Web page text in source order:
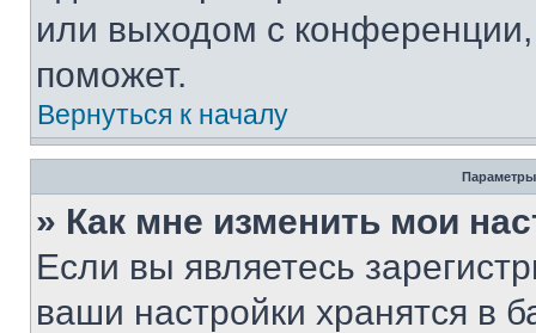
или выходом с
поможет.
Вернуться к началу
Параметры
» Как мне изменить мои
Если вы являетесь
ваши настройки хранятся в